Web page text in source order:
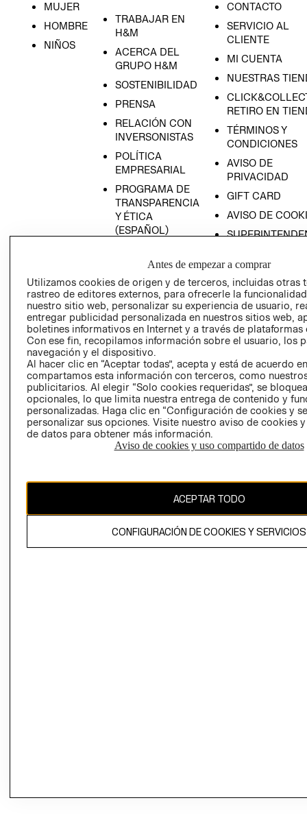
MUJER
HOMBRE
NIÑOS
TRABAJAR EN
H&M
ACERCA DEL
GRUPO H&M
SOSTENIBILIDAD
PRENSA
RELACIÓN CON
INVERSONISTAS
POLÍTICA
EMPRESARIAL
PROGRAMA DE
TRANSPARENCIA
Y ÉTICA
(ESPAÑOL)
TRANSPARENCIA
Y ÉTICA (INGLÉS)
CONTACTO
SERVICIO AL
CLIENTE
MI CUENTA
NUESTRAS
RETIRO EN
TÉRMINOS Y
CONDICIONES
AVISO DE
PRIVACIDAD
GIFT CARD
AVISO DE
COMERCIO - SIC
PETICIONES
QUEJAS Y
RECLAMOS
Colombia ($)
CAMBIAR REGIÓN
propiedad de H&M Hennes & Mauritz AB.
Antes de empezar a comprar
Utilizamos cookies de origen y de terceros, incluidas otras
rastreo de editores externos, para ofrecerle la
nuestro sitio web, personalizar su experiencia de usuario,
entregar publicidad personalizada en nuestros sitios web,
boletines informativos en Internet y a través de plataformas
Con ese fin, recopilamos información sobre el usuario, los
navegación y el dispositivo.
Al hacer clic en “Aceptar todas”, acepta y está de acuerdo
compartamos esta información con terceros, como
publicitarios. Al elegir “Solo cookies requeridas”, se
opcionales, lo que limita nuestra entrega de contenido y
personalizadas. Haga clic en “Configuración de cookies y
personalizar sus opciones. Visite nuestro aviso de cookies
de datos para obtener más información.
Aviso de cookies y uso compartido de datos
ACEPTAR TODO
CONFIGURACIÓN DE COOKIES Y SERVICIOS